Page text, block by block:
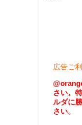
広告ご
さい。
ルダに
さい。